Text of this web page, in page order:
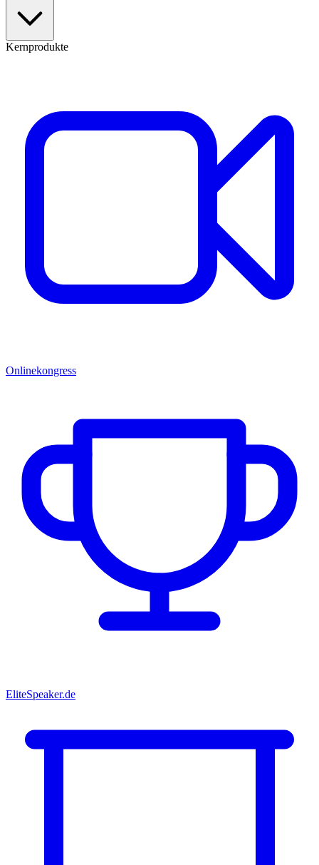
Kernprodukte
Onlinekongress
EliteSpeaker.de